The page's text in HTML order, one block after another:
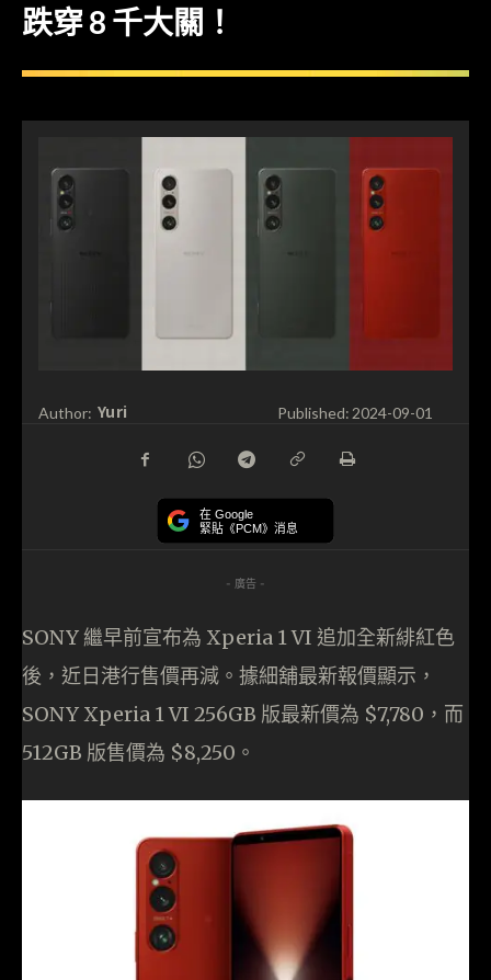
跌穿 8 千大關！
Author: Yuri Published: 2024-09-01
在 Google
緊貼《PCM》消息
- 廣告 -
SONY 繼早前宣布為 Xperia 1 VI 追加全新緋紅色
後，近日港行售價再減。據細舖最新報價顯示，
SONY Xperia 1 VI 256GB 版最新價為 $7,780，而
512GB 版售價為 $8,250。